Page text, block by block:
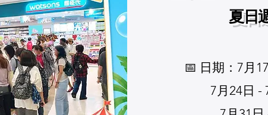
夏日
📅 日期：7月
7月24日 -